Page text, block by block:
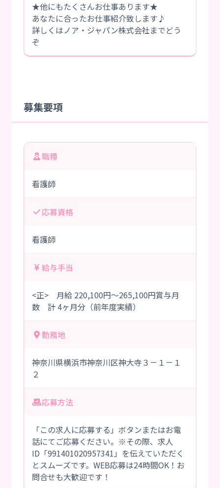
★他にもたくさんお仕事あります★
あなたに合ったお仕事紹介致します♪
詳しくはノア・ジャパン株式会社までどう
ぞ
募集要項
職種
看護師
応募資格
看護師
給与手当
<正> 月給 220,100円～265,100円賞与月
数 計 4ヶ月分（前年度実績）
勤務地
神奈川県横浜市神奈川区神大寺３－１－１
２
応募方法
「この求人に応募する」ボタンまたはお電
話にてご応募ください。※その際、求人
ID「991401020957341」を伝えていただく
とスムーズです。WEB応募は24時間OK！お
問合せも大歓迎です！